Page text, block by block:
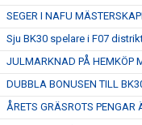
SEGER I NAFU
Sju BK30 spelare i F07
JULMARKNAD PÅ HEMKÖP
DUBBLA BONUSEN TILL
ÅRETS GRÄSROTS PENGAR